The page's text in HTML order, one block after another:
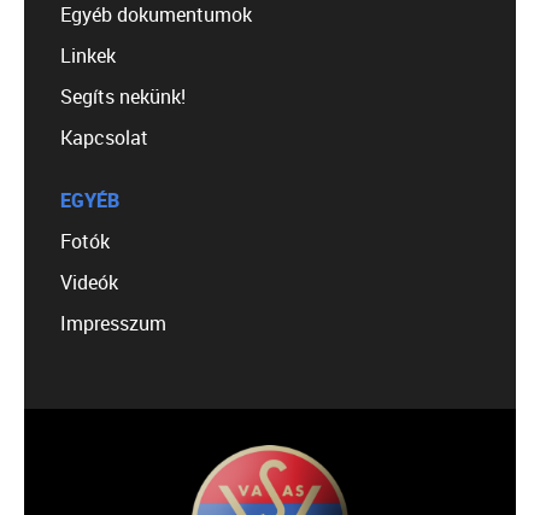
Egyéb dokumentumok
Linkek
Segíts nekünk!
Kapcsolat
EGYÉB
Fotók
Videók
Impresszum